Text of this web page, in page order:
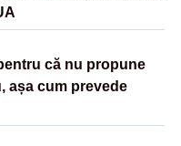
că nu propune
așa cum prevede